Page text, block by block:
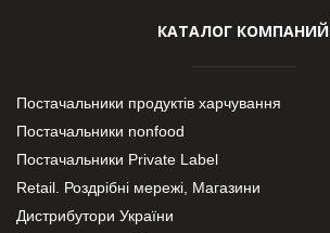
КАТАЛОГ КОМПАНИЙ
Постачальники продуктів харчування
Постачальники nonfood
Постачальники Private Label
Retail. Роздрібні мережі, Магазини
Дистрибутори України